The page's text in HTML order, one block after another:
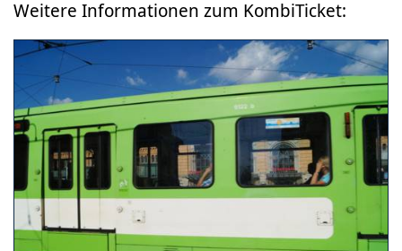
Weitere Informationen zum KombiTicket: